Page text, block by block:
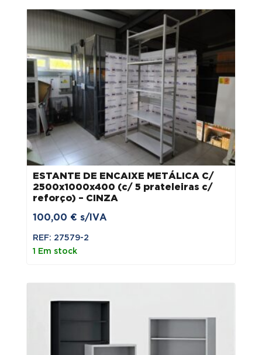
ESTANTE DE ENCAIXE METÁLICA C/
2500x1000x400 (c/ 5 prateleiras c/
reforço) – CINZA
100,00 € s/IVA
REF: 27579-2
1 Em stock